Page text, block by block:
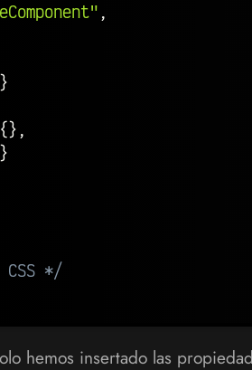
,
}
{} ,
}
*/
hemos insertado las